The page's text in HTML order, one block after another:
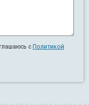
с Политикой